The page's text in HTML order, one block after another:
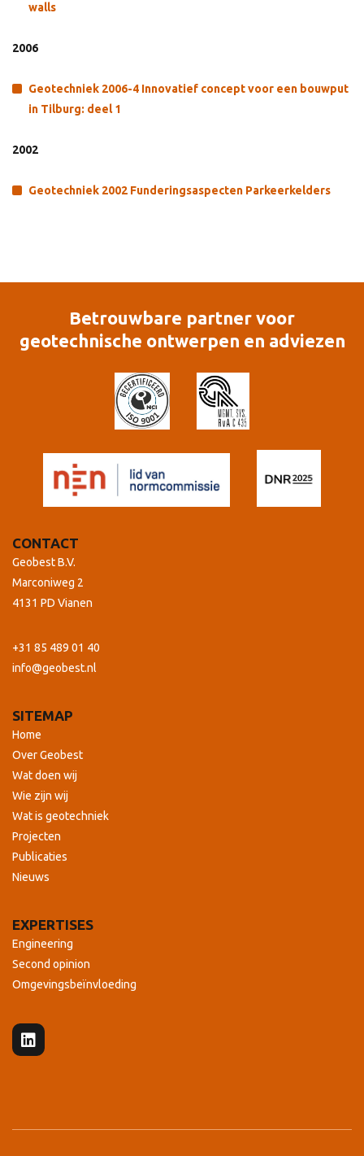
walls
2006
Geotechniek 2006-4 Innovatief concept voor een bouwput
in Tilburg: deel 1
2002
Geotechniek 2002 Funderingsaspecten Parkeerkelders
Betrouwbare partner voor
geotechnische ontwerpen en adviezen
CONTACT
Geobest B.V.
Marconiweg 2
4131 PD Vianen
+31 85 489 01 40
info@geobest.nl
SITEMAP
Home
Over Geobest
Wat doen wij
Wie zijn wij
Wat is geotechniek
Projecten
Publicaties
Nieuws
EXPERTISES
Engineering
Second opinion
Omgevingsbeïnvloeding